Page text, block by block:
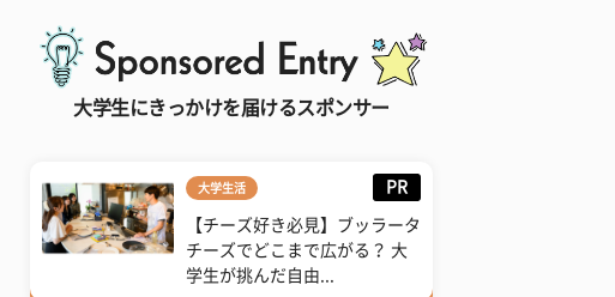
大学生にきっかけを届けるスポンサー
大学生活 PR
【チーズ好き必見】ブッラータ
チーズでどこまで広がる？ 大
学生が挑んだ自由...